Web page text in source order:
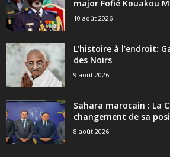
major Fofié Kouakou
10 août 2026
L’histoire à l’endroit:
des Noirs
9 août 2026
Sahara marocain : La
changement de sa
8 août 2026